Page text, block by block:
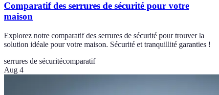
Comparatif des serrures de sécurité pour votre
maison
Explorez notre comparatif des serrures de sécurité pour trouver la
solution idéale pour votre maison. Sécurité et tranquillité garanties !
serrures de sécuritécomparatif
Aug 4